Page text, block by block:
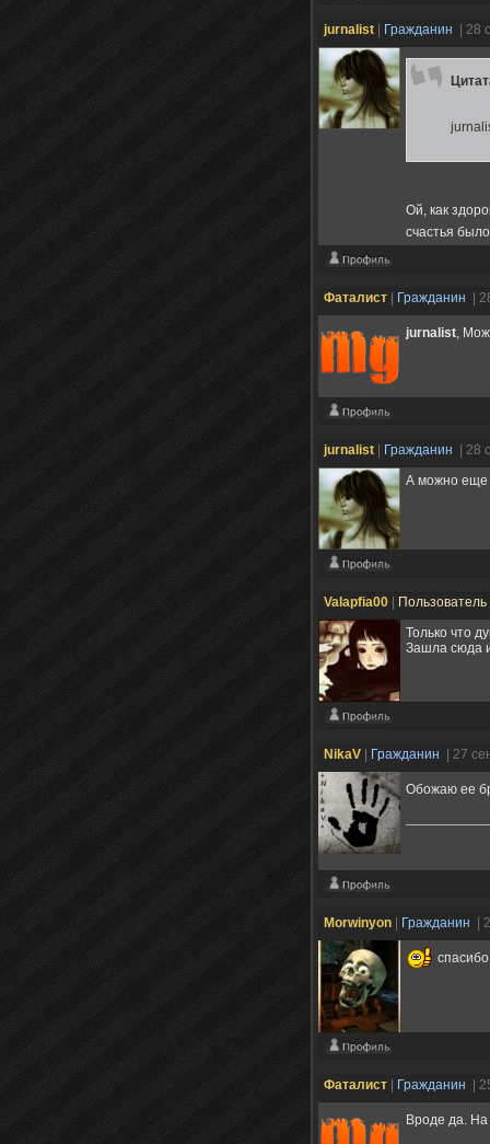
jurnalist Гражданин | 28
Ой, как
счастья
Фаталист Гражданин |
jurnalist,
jurnalist Гражданин
| 28
А можно еще
Valapfia00
Пользователь
Только что
Зашла сюда
NikaV Гражданин | 27
Обожаю ее
Morwinyon Гражданин |
Фаталист Гражданин |
Вроде да.